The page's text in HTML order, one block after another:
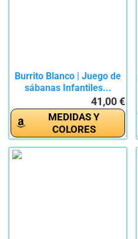
Burrito Blanco | Juego de
sábanas Infantiles...
41,00 €
MEDIDAS Y
COLORES